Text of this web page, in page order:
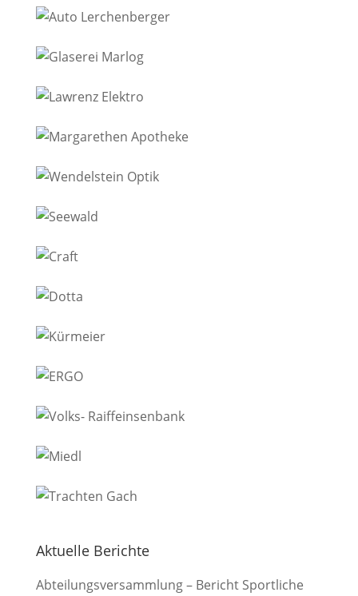
Aktuelle Berichte
Abteilungsversammlung – Bericht Sportliche